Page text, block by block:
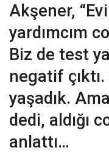
Akşener,
yardımcım
Biz de test
negatif
yaşadık.
dedi, aldığı
anlattı…